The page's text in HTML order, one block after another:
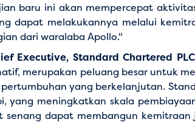
baru ini akan mempercepat
dapat melakukannya melalui
dari waralaba Apollo."
Executive, Standard Chartered PLC
merupakan peluang besar untuk
yang berkelanjutan.
yang meningkatkan skala
senang dapat membangun